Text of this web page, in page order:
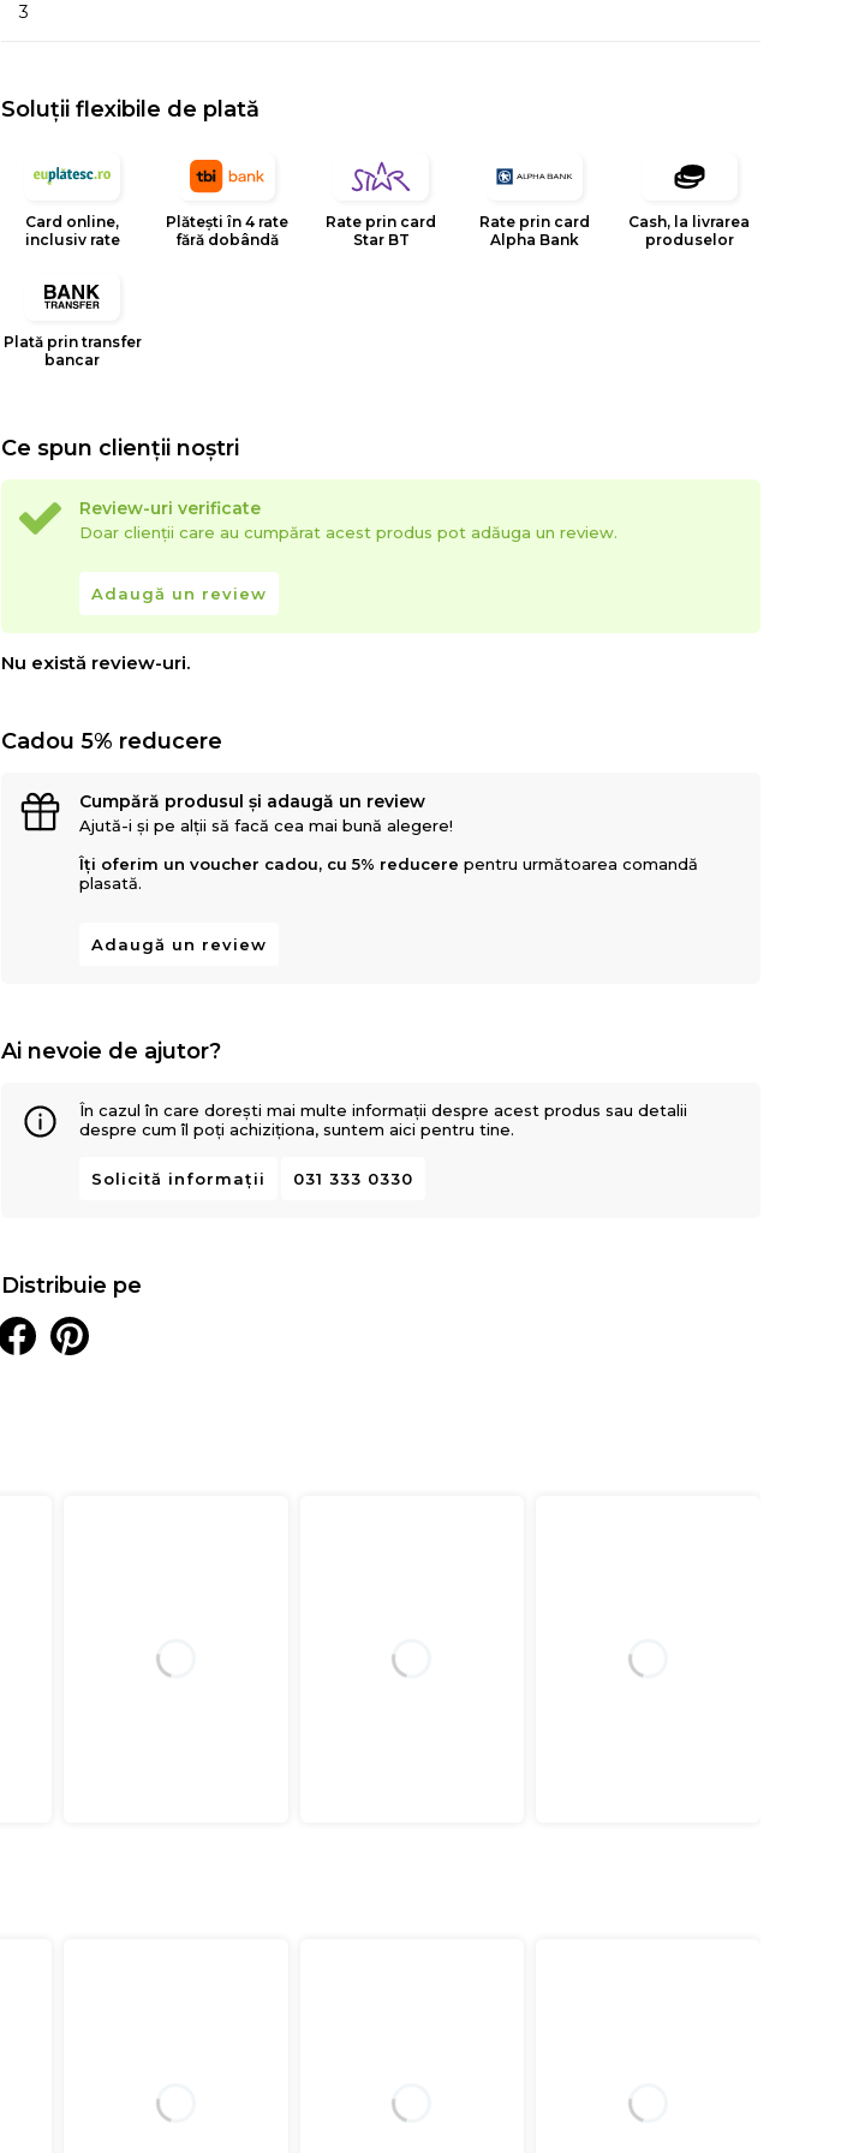
3
Soluții flexibile de plată
Card online,
inclusiv rate
Plătești în 4 rate
fără dobândă
Rate prin card
Star BT
Rate prin card
Alpha Bank
Cash, la livrarea
produselor
Plată prin transfer
bancar
Ce spun clienții noștri
Review-uri verificate
Doar clienții care au cumpărat acest produs pot adăuga un review.
Adaugă un review
Nu există review-uri.
Cadou 5% reducere
Cumpără produsul și adaugă un review
Ajută-i și pe alții să facă cea mai bună alegere!
Îți oferim un voucher cadou, cu 5% reducere pentru următoarea comandă
plasată.
Adaugă un review
Ai nevoie de ajutor?
În cazul în care dorești mai multe informații despre acest produs sau detalii
despre cum îl poți achiziționa, suntem aici pentru tine.
Solicită informații 031 333 0330
Distribuie pe